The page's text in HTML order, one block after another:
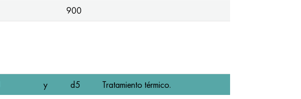
900
y d5
Tratamiento térmico.